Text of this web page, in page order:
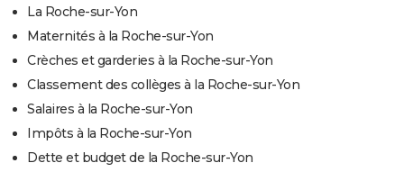
La Roche-sur-Yon
Maternités à la Roche-sur-Yon
Crèches et garderies à la Roche-sur-Yon
Classement des collèges à la Roche-sur-Yon
Salaires à la Roche-sur-Yon
Impôts à la Roche-sur-Yon
Dette et budget de la Roche-sur-Yon